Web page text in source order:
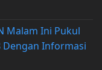
Malam Ini Pukul
Dengan Informasi